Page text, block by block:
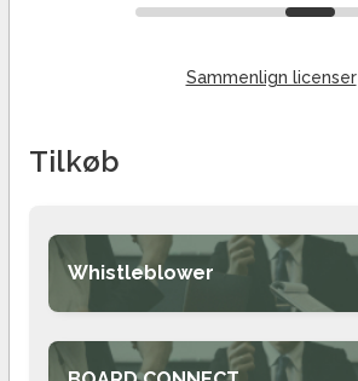
Sammenlign licenser
Tilkøb
Whistleblower
Pr. måned
Oprettelse